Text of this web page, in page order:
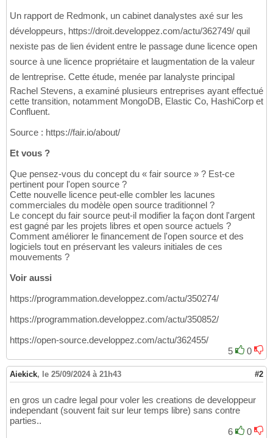
Un rapport de Redmonk, un cabinet danalystes axé sur les
développeurs, https://droit.developpez.com/actu/362749/ quil
nexiste pas de lien évident entre le passage dune licence open
source à une licence propriétaire et laugmentation de la valeur
de lentreprise. Cette étude, menée par lanalyste principal
Rachel Stevens, a examiné plusieurs entreprises ayant effectué
cette transition, notamment MongoDB, Elastic Co, HashiCorp et
Confluent.
Source : https://fair.io/about/
Et vous ?
Que pensez-vous du concept du « fair source » ? Est-ce
pertinent pour l'open source ?
Cette nouvelle licence peut-elle combler les lacunes
commerciales du modèle open source traditionnel ?
Le concept du fair source peut-il modifier la façon dont l'argent
est gagné par les projets libres et open source actuels ?
Comment améliorer le financement de l'open source et des
logiciels tout en préservant les valeurs initiales de ces
mouvements ?
Voir aussi
https://programmation.developpez.com/actu/350274/
https://programmation.developpez.com/actu/350852/
https://open-source.developpez.com/actu/362455/
5
0
Aiekick, le 25/09/2024 à 21h43 #2
en gros un cadre legal pour voler les creations de developpeur
independant (souvent fait sur leur temps libre) sans contre
parties..
6
0